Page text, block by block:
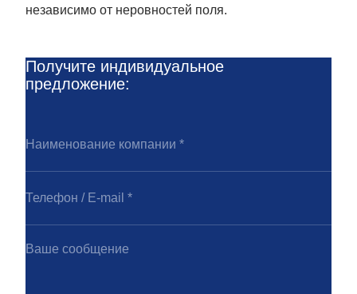
независимо от неровностей поля.
Получите индивидуальное
предложение: